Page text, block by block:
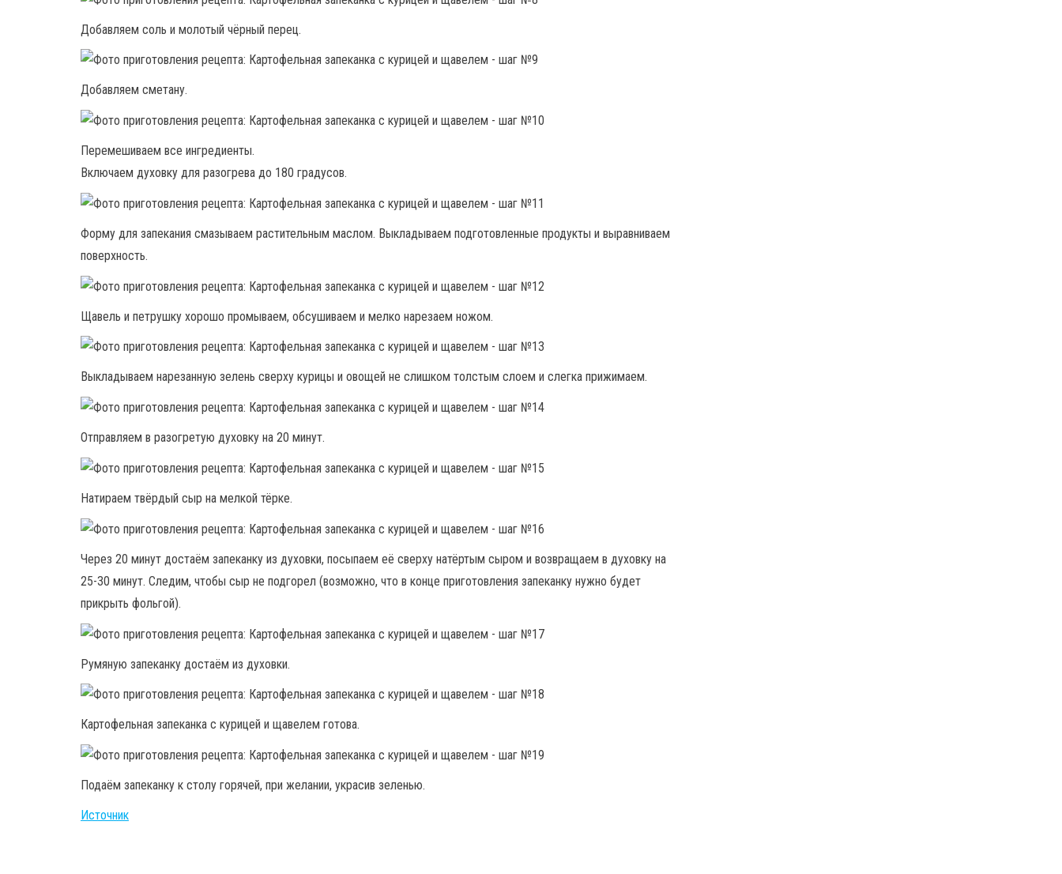
Добавляем соль и молотый чёрный перец.
Добавляем сметану.
Перемешиваем все ингредиенты.
Включаем духовку для разогрева до 180 градусов.
Форму для запекания смазываем растительным маслом. Выкладываем подготовленные продукты и выравниваем
поверхность.
Щавель и петрушку хорошо промываем, обсушиваем и мелко нарезаем ножом.
Выкладываем нарезанную зелень сверху курицы и овощей не слишком толстым слоем и слегка прижимаем.
Отправляем в разогретую духовку на 20 минут.
Натираем твёрдый сыр на мелкой тёрке.
Через 20 минут достаём запеканку из духовки, посыпаем её сверху натёртым сыром и возвращаем в духовку на
25-30 минут. Следим, чтобы сыр не подгорел (возможно, что в конце приготовления запеканку нужно будет
прикрыть фольгой).
Румяную запеканку достаём из духовки.
Картофельная запеканка с курицей и щавелем готова.
Подаём запеканку к столу горячей, при желании, украсив зеленью.
Источник